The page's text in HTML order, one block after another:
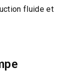
fluide et